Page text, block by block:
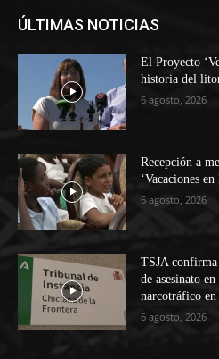
ÚLTIMAS NOTICIAS
El Proyecto
historia del
6 agosto, 2026
Recepción a
‘Vacaciones
6 agosto, 2026
TSJA confirma
de asesinato
narcotráfico
6 agosto, 2026